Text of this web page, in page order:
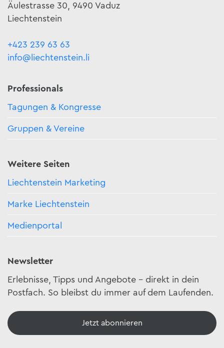
Äulestrasse 30, 9490 Vaduz
Liechtenstein
+423 239 63 63
info@liechtenstein.li
Professionals
Tagungen & Kongresse
Gruppen & Vereine
Weitere Seiten
Liechtenstein Marketing
Marke Liechtenstein
Medienportal
Newsletter
Erlebnisse, Tipps und Angebote – direkt in dein
Postfach. So bleibst du immer auf dem Laufenden.
Jetzt abonnieren